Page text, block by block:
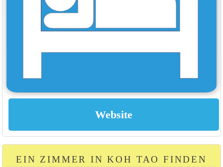
EIN ZIMMER IN KOH TAO FINDEN